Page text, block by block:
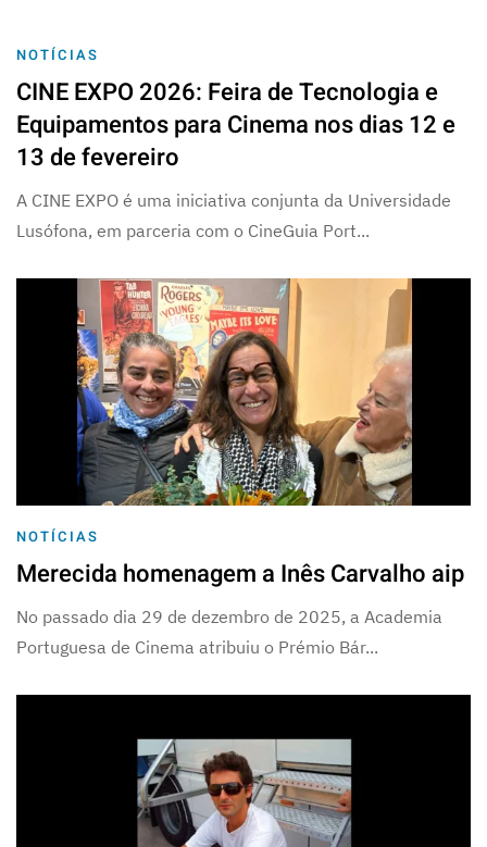
NOTÍCIAS
CINE EXPO 2026: Feira de Tecnologia e
Equipamentos para Cinema nos dias 12 e
13 de fevereiro
A CINE EXPO é uma iniciativa conjunta da Universidade
Lusófona, em parceria com o CineGuia Port...
NOTÍCIAS
Merecida homenagem a Inês Carvalho aip
No passado dia 29 de dezembro de 2025, a Academia
Portuguesa de Cinema atribuiu o Prémio Bár...